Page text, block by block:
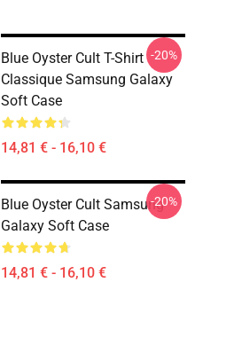
Blue Oyster Cult T-Shirt
Classique Samsung Galaxy
Soft Case
14,81 € - 16,10 €
-20%
Blue Oyster Cult Samsung
Galaxy Soft Case
14,81 € - 16,10 €
-20%